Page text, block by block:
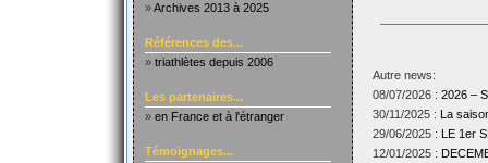
»Archives 2013 à 2025
Références des...
» triathlètes depuis 2006
Les partenaires...
» en France et à l'étranger
Témoignages...
Autre news:
08/07/2026 : 2026 –
30/11/2025 : La
29/06/2025 : LE 1er
12/01/2025 :